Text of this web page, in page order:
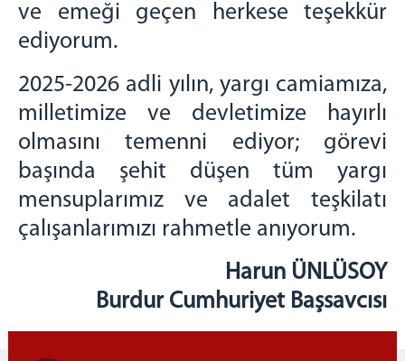
1.Asliye Ceza Mahkemesi
2.Asliye Ceza Mahkemesi
4.Asliye Ceza Mahkemesi
İcra Ceza Mahkemesi
İnfaz Hakimliği
Sulh Ceza Hakimliği
Hukuk Mahkemeleri
1.Asliye Hukuk Mahkemesi
2.Asliye Hukuk Mahkemesi
İş Mahkemesi
ve emeği geçen herkese teşekkür
ediyorum.
2025-2026 adli yılın, yargı camiamıza,
milletimize ve devletimize hayırlı
olmasını temenni ediyor; görevi
başında şehit düşen tüm yargı
mensuplarımız ve adalet teşkilatı
çalışanlarımızı rahmetle anıyorum.
Harun ÜNLÜSOY
Burdur Cumhuriyet Başsavcısı